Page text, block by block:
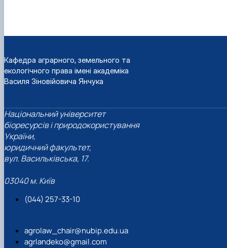
Кафедра аграрного, земельного та
екологічного права імені академіка
Василя Зіновійовича Янчука
Національний університет
біоресурсів і природокористування
України,
юридичний факультет,
вул. Васильківська, 17.
03040 м. Київ
(044) 257-33-10
agrolaw_chair@nubip.edu.ua
agrlandeko@gmail.com